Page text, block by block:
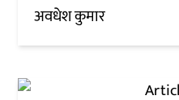
अवधेश कुमार